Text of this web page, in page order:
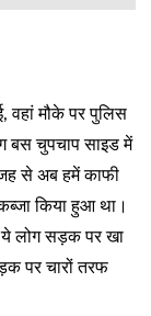
वहां मौके पर पुलिस
बस चुपचाप साइड में
से अब हमें काफी
किया हुआ था।
ये लोग सड़क पर खा
पर चारों तरफ